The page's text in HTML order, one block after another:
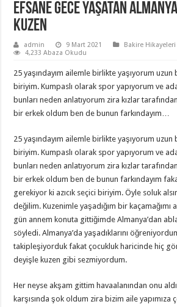
Efsane Gece Yaşatan
Kuzen
admin 9 Mart 2021 Bakire Hikayeleri
4,233 Abaza Okudu
25 yaşındayım ailemle birlikte yaşıyorum uzun
biriyim. Kumpaslı olarak spor yapıyorum ve
bunları neden anlatıyorum zira kızlar
bir erkek oldum ben de bunun farkındayım…
25 yaşındayım ailemle birlikte yaşıyorum uzun
biriyim. Kumpaslı olarak spor yapıyorum ve
bunları neden anlatıyorum zira kızlar
bir erkek oldum ben de bunun farkındayım
gerekiyor ki azıcık seçici biriyim. Öyle soluk
değilim. Kuzenimle yaşadığım bir
gün annem konuta gittiğimde Almanya’dan
söyledi. Almanya’da yaşadıklarını
takipleşiyorduk fakat çocukluk haricinde hiç
deyişle kuzen gibi sezmiyordum.
Her neyse akşam gittim havaalanından onu
karşısında şok oldum zira bizim aile